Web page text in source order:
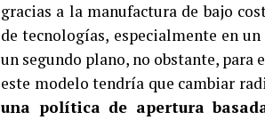
gracias a la manufactura de bajo
de tecnologías, especialmente en
un segundo plano, no obstante,
este modelo tendría que cambiar
una política de apertura